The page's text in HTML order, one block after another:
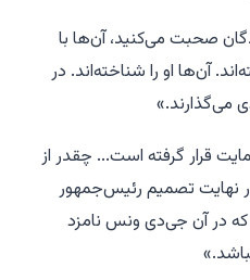
صحبت می‌کنید، آن‌ها با
آن‌ها او را شناخته‌اند. در
می‌گذارند.»
قرار گرفته است... چقدر از
نهایت تصمیم رئیس‌جمهور
که در آن جی‌دی ونس نامزد